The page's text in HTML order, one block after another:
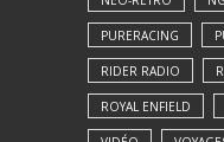
PURERACING
RIDER RADIO
ROYAL ENFIELD